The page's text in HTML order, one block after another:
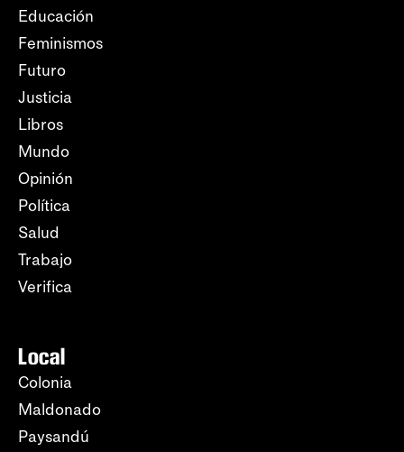
Educación
Feminismos
Futuro
Justicia
Libros
Mundo
Opinión
Política
Salud
Trabajo
Verifica
Local
Colonia
Maldonado
Paysandú